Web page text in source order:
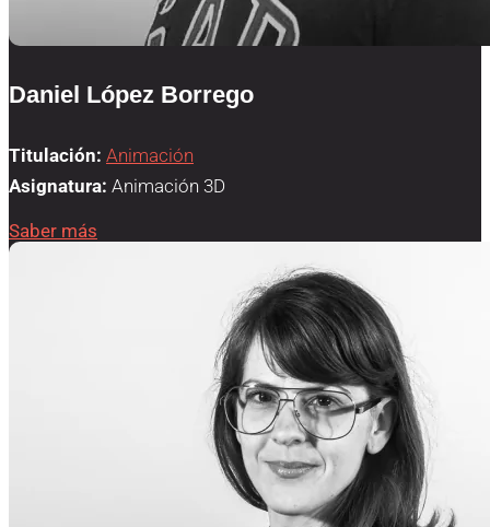
Daniel López Borrego
Titulación: Animación
Asignatura: Animación 3D
Saber más